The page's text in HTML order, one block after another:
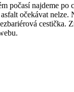
počasí najdeme po
očekávat
cestička.